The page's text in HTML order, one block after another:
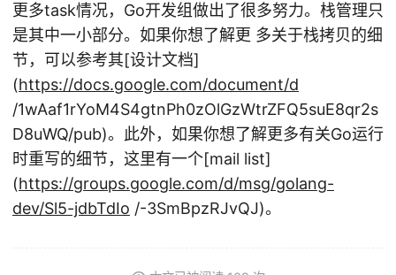
更多task情况，Go开发组做出了很多努力。栈管理只
是其中一小部分。如果你想了解更 多关于栈拷贝的细
节，可以参考其[设计文档]
(https://docs.google.com/document/d
/1wAaf1rYoM4S4gtnPh0zOlGzWtrZFQ5suE8qr2s
D8uWQ/pub)。此外，如果你想了解更多有关Go运行
时重写的细节，这里有一个[mail list]
(https://groups.google.com/d/msg/golang-
dev/Sl5-jdbTdIo /-3SmBpzRJvQJ)。